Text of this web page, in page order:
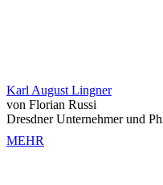
Karl August Lingner
von Florian Russi
Dresdner Unternehmer und
MEHR